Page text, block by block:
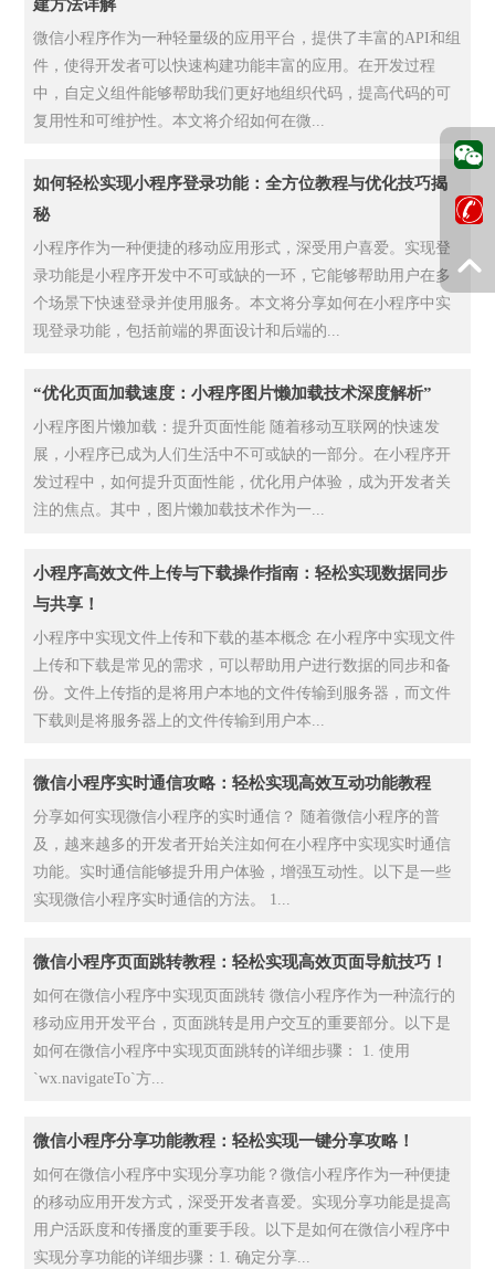
建方法详解
微信小程序作为一种轻量级的应用平台，提供了丰富的API和组
件，使得开发者可以快速构建功能丰富的应用。在开发过程
中，自定义组件能够帮助我们更好地组织代码，提高代码的可
复用性和可维护性。本文将介绍如何在微...
如何轻松实现小程序登录功能：全方位教程与优化技巧揭
秘
小程序作为一种便捷的移动应用形式，深受用户喜爱。实现登
录功能是小程序开发中不可或缺的一环，它能够帮助用户在多
个场景下快速登录并使用服务。本文将分享如何在小程序中实
现登录功能，包括前端的界面设计和后端的...
“优化页面加载速度：小程序图片懒加载技术深度解析”
小程序图片懒加载：提升页面性能 随着移动互联网的快速发
展，小程序已成为人们生活中不可或缺的一部分。在小程序开
发过程中，如何提升页面性能，优化用户体验，成为开发者关
注的焦点。其中，图片懒加载技术作为一...
小程序高效文件上传与下载操作指南：轻松实现数据同步
与共享！
小程序中实现文件上传和下载的基本概念 在小程序中实现文件
上传和下载是常见的需求，可以帮助用户进行数据的同步和备
份。文件上传指的是将用户本地的文件传输到服务器，而文件
下载则是将服务器上的文件传输到用户本...
微信小程序实时通信攻略：轻松实现高效互动功能教程
分享如何实现微信小程序的实时通信？ 随着微信小程序的普
及，越来越多的开发者开始关注如何在小程序中实现实时通信
功能。实时通信能够提升用户体验，增强互动性。以下是一些
实现微信小程序实时通信的方法。 1...
微信小程序页面跳转教程：轻松实现高效页面导航技巧！
如何在微信小程序中实现页面跳转 微信小程序作为一种流行的
移动应用开发平台，页面跳转是用户交互的重要部分。以下是
如何在微信小程序中实现页面跳转的详细步骤： 1. 使用
`wx.navigateTo`方...
微信小程序分享功能教程：轻松实现一键分享攻略！
如何在微信小程序中实现分享功能？微信小程序作为一种便捷
的移动应用开发方式，深受开发者喜爱。实现分享功能是提高
用户活跃度和传播度的重要手段。以下是如何在微信小程序中
实现分享功能的详细步骤：1. 确定分享...